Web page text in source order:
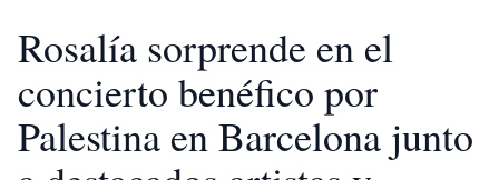
Rosalía sorprende en el
concierto benéfico por
Palestina en Barcelona junto